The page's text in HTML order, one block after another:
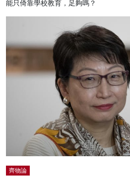
能只倚靠學校教育，足夠嗎？
齊物論